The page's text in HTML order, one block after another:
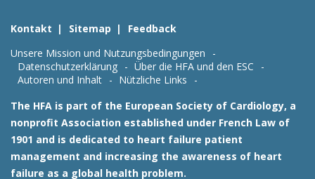
Kontakt Sitemap
Feedback
Unsere Mission und Nutzungsbedingungen
Datenschutzerklärung
Über die HFA und den ESC
Autoren und Inhalt
Nützliche Links
The HFA is part of the European Society of Cardiology, a
nonprofit Association established under French Law of
1901 and is dedicated to heart failure patient
management and increasing the awareness of heart
failure as a global health problem.